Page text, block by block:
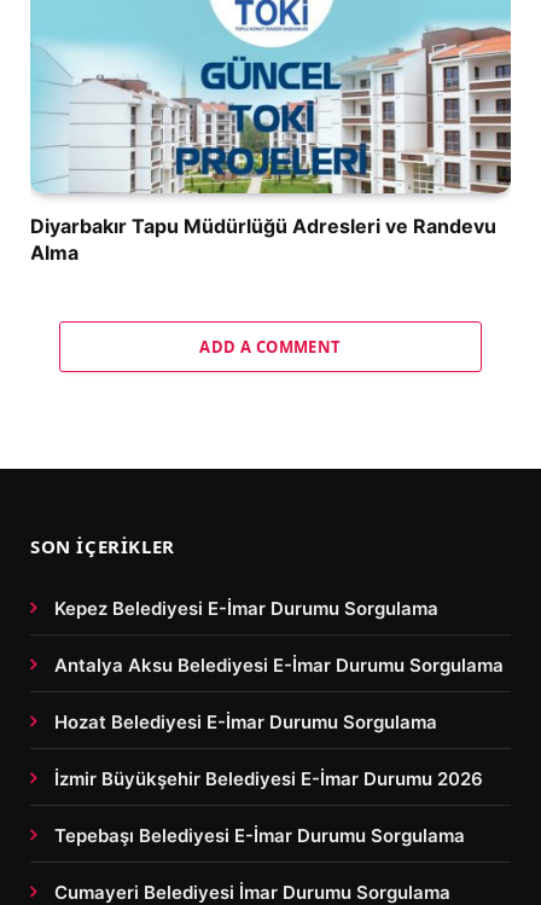
Diyarbakır Tapu Müdürlüğü Adresleri ve Randevu
Alma
ADD A COMMENT
SON İÇERIKLER
Kepez Belediyesi E-İmar Durumu Sorgulama
Antalya Aksu Belediyesi E-İmar Durumu Sorgulama
Hozat Belediyesi E-İmar Durumu Sorgulama
İzmir Büyükşehir Belediyesi E-İmar Durumu 2026
Tepebaşı Belediyesi E-İmar Durumu Sorgulama
Cumayeri Belediyesi İmar Durumu Sorgulama